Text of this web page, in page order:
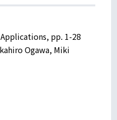
pp. 1-28
Ogawa, Miki